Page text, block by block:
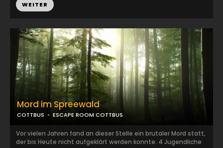
WEITER
Mord im Spreewald
COTTBUS ESCAPE ROOM COTTBUS
Vor vielen Jahren fand an dieser Stelle ein brutaler Mord statt,
der bis Heute nicht aufgeklärt werden konnte. 4 Jugendliche